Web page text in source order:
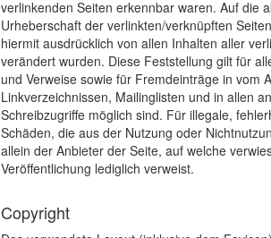
verlinkenden Seiten erkennbar waren. Auf die
Urheberschaft der verlinkten/verknüpften
hiermit ausdrücklich von allen Inhalten aller
verändert wurden. Diese Feststellung gilt für
und Verweise sowie für Fremdeinträge in vom
Linkverzeichnissen, Mailinglisten und in allen
Schreibzugriffe möglich sind. Für illegale,
Schäden, die aus der Nutzung oder
allein der Anbieter der Seite, auf welche
Veröffentlichung lediglich verweist.
Copyright